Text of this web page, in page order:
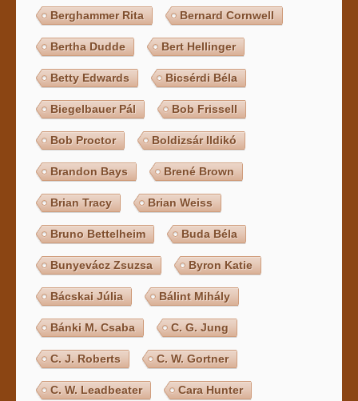
Berghammer Rita Bernard Cornwell
Bertha Dudde Bert Hellinger
Betty Edwards Bicsérdi Béla
Biegelbauer Pál Bob Frissell
Bob Proctor Boldizsár Ildikó
Brandon Bays Brené Brown
Brian Tracy Brian Weiss
Bruno Bettelheim Buda Béla
Bunyevácz Zsuzsa Byron Katie
Bácskai Júlia Bálint Mihály
Bánki M. Csaba C. G. Jung
C. J. Roberts C. W. Gortner
C. W. Leadbeater Cara Hunter